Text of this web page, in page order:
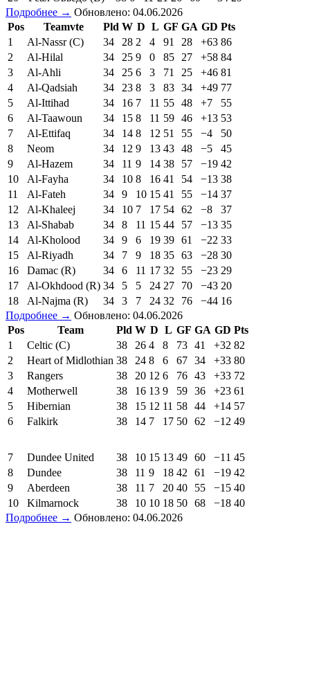
Подробнее → Обновлено: 04.06.2026
Pos
Teamvte Pld W D L GF GA GD Pts
1
Al-Nassr (C) 34 28 2 4 91 28 +63 86
2
Al-Hilal 34 25 9 0 85 27 +58 84
3
Al-Ahli 34 25 6 3 71 25 +46 81
4
Al-Qadsiah 34 23 8 3 83 34 +49 77
5
Al-Ittihad 34 16 7 11 55 48 +7
55
6
Al-Taawoun 34 15 8 11 59 46 +13 53
7
Al-Ettifaq 34 14 8 12 51 55 −4
50
8
Neom 34 12 9 13 43 48 −5
45
9
Al-Hazem 34 11 9 14 38 57 −19 42
10
Al-Fayha 34 10 8 16 41 54 −13 38
11
Al-Fateh 34 9 10 15 41 55 −14 37
12
Al-Khaleej 34 10 7 17 54 62 −8
37
13
Al-Shabab 34 8 11 15 44 57 −13 35
14
Al-Kholood 34 9 6 19 39 61 −22 33
15
Al-Riyadh 34 7 9 18 35 63 −28 30
16
Damac (R) 34 6 11 17 32 55 −23 29
17
Al-Okhdood (R) 34 5 5 24 27 70 −43 20
18
Al-Najma (R) 34 3 7 24 32 76 −44 16
Подробнее → Обновлено: 04.06.2026
Pos
Team Pld W D L GF GA GD Pts
1
Celtic (C) 38 26 4 8 73 41 +32 82
2
Heart of Midlothian 38 24 8 6 67 34 +33 80
3
Rangers 38 20 12 6 76 43 +33 72
4
Motherwell 38 16 13 9 59 36 +23 61
5
Hibernian 38 15 12 11 58 44 +14 57
6
Falkirk 38 14 7 17 50 62 −12 49
7 Dundee United 38 10 15 13 49 60 −11 45
8
Dundee 38 11 9 18 42 61 −19 42
9
Aberdeen 38 11 7 20 40 55 −15 40
10
Kilmarnock 38 10 10 18 50 68 −18 40
Подробнее → Обновлено: 04.06.2026